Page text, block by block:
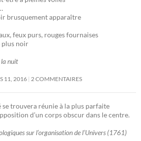
brusquement apparaître
feux purs, rouges fournaises
plus noir
la nuit
11, 2016 2 COMMENTAIRES
trouvera réunie à la plus parfaite
d’un corps obscur dans le centre.
sur l’organisation de l’Univers (1761)